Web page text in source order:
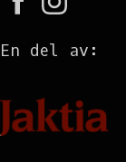
En del av: